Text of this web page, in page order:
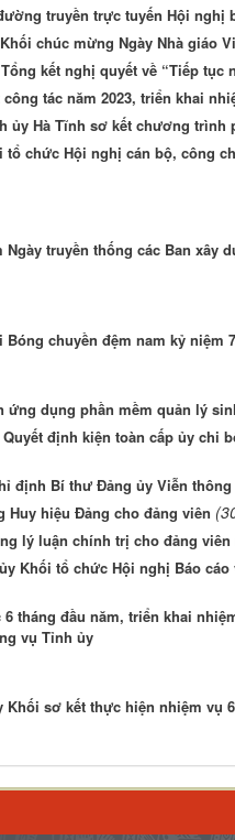
truyền trực tuyến Hội nghị
chúc mừng Ngày Nhà giáo
kết nghị quyết về “Tiếp tục
tác năm 2023, triển khai
ủy Hà Tĩnh sơ kết chương trình
tổ chức Hội nghị cán bộ, công
Ngày truyền thống các Ban xây
chuyền đệm nam kỷ niệm
ứng dụng phần mềm quản lý
định kiện toàn cấp ủy chi
định Bí thư Đảng ủy Viễn thông
Huy hiệu Đảng cho đảng viên
lý luận chính trị cho đảng
Khối tổ chức Hội nghị Báo cáo
tháng đầu năm, triển khai
vụ Tỉnh ủy
Khối sơ kết thực hiện nhiệm vụ